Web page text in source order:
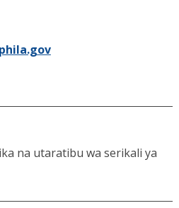
na utaratibu wa serikali ya